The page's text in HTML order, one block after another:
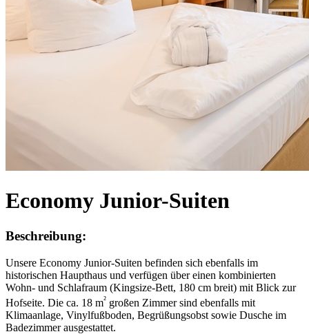
Economy Junior-Suiten
Beschreibung:
Unsere Economy Junior-Suiten befinden sich ebenfalls im
historischen Haupthaus und verfügen über einen kombinierten
Wohn- und Schlafraum (Kingsize-Bett, 180 cm breit) mit Blick zur
Hofseite. Die ca. 18 m² großen Zimmer sind ebenfalls mit
Klimaanlage, Vinylfußboden, Begrüßungsobst sowie Dusche im
Badezimmer ausgestattet.